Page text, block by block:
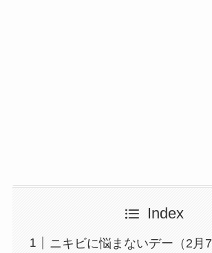
Index
ニキビに悩まないデー（2月7